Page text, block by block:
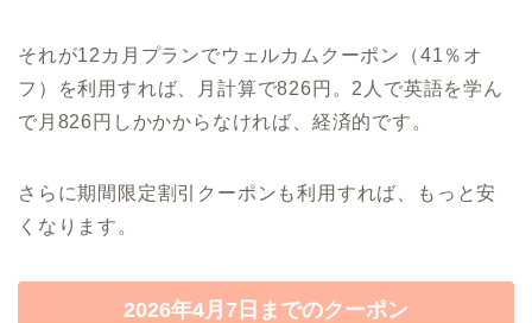
それが12カ月プランでウェルカムクーポン（41％オ
フ）を利用すれば、月計算で826円。2人で英語を学ん
で月826円しかかからなければ、経済的です。
さらに期間限定割引クーポンも利用すれば、もっと安
くなります。
2026年4月7日までのクーポン